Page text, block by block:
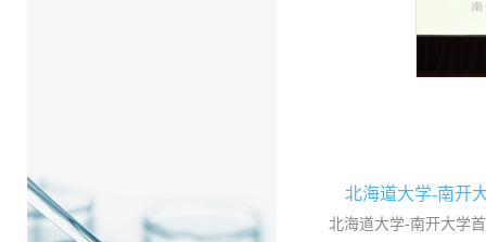
北海道大学-南开
北海道大学-南开大学